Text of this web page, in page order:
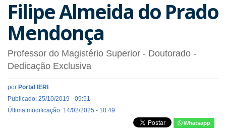
Filipe Almeida do Prado
Mendonça
Professor do Magistério Superior - Doutorado -
Dedicação Exclusiva
por Portal IERI
Publicado: 25/10/2019 - 09:51
Última modificação: 14/02/2025 - 10:49
Whatsapp